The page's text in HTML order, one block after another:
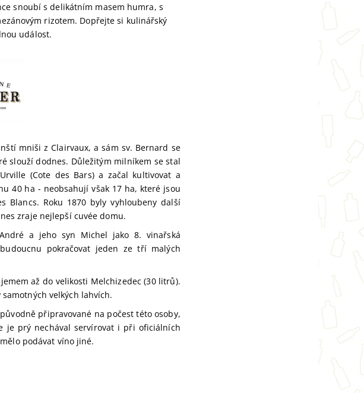
snoubí s delikátním masem humra, s
rizotem. Dopřejte si kulinářský
událost.
mniši z Clairvaux, a sám sv. Bernard se
slouží dodnes. Důležitým milníkem se stal
(Cote des Bars) a začal kultivovat a
40 ha - neobsahují však 17 ha, které jsou
Blancs. Roku 1870 byly vyhloubeny další
zraje nejlepší cuvée domu.
a jeho syn Michel jako 8. vinařská
pokračovat jeden ze tří malých
až do velikosti Melchizedec (30 litrů).
velkých lahvích.
připravované na počest této osoby,
je prý nechával servírovat i při oficiálních
podávat víno jiné.